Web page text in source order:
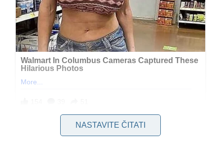
Iako mnogi ljudi vole pričati o svojim ambicijama i ciljevima, oni
NASTAVITE ČITATI